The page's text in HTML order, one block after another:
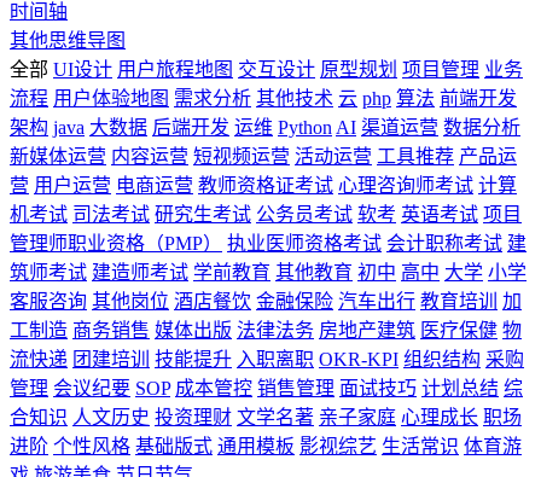
时间轴
其他思维导图
全部 UI设计 用户旅程地图 交互设计 原型规划 项目管理 业务
流程 用户体验地图 需求分析 其他技术 云 php 算法 前端开发
架构 java 大数据 后端开发 运维 Python AI 渠道运营 数据分析
新媒体运营 内容运营 短视频运营 活动运营 工具推荐 产品运
营 用户运营 电商运营 教师资格证考试 心理咨询师考试 计算
机考试 司法考试 研究生考试 公务员考试 软考 英语考试 项目
管理师职业资格（PMP）
执业医师资格考试 会计职称考试 建
筑师考试 建造师考试 学前教育 其他教育 初中 高中 大学 小学
客服咨询 其他岗位 酒店餐饮 金融保险 汽车出行 教育培训
加
工制造 商务销售 媒体出版 法律法务 房地产建筑 医疗保健 物
流快递 团建培训 技能提升 入职离职 OKR-KPI 组织结构 采购
管理 会议纪要 SOP 成本管控 销售管理 面试技巧 计划总结 综
合知识 人文历史 投资理财 文学名著 亲子家庭 心理成长 职场
进阶 个性风格 基础版式 通用模板 影视综艺 生活常识 体育游